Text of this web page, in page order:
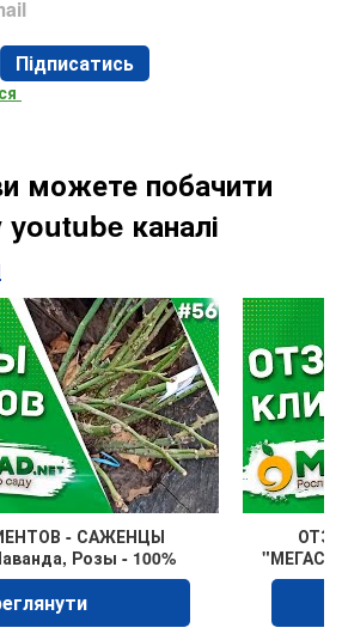
Підписатись
можете побачити
каналі
- САЖЕНЦЫ
Розы - 100%